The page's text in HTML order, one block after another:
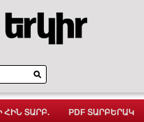
ՀԻՆ ՏԱՐԲ. PDF ՏԱՐԲԵՐԱԿ